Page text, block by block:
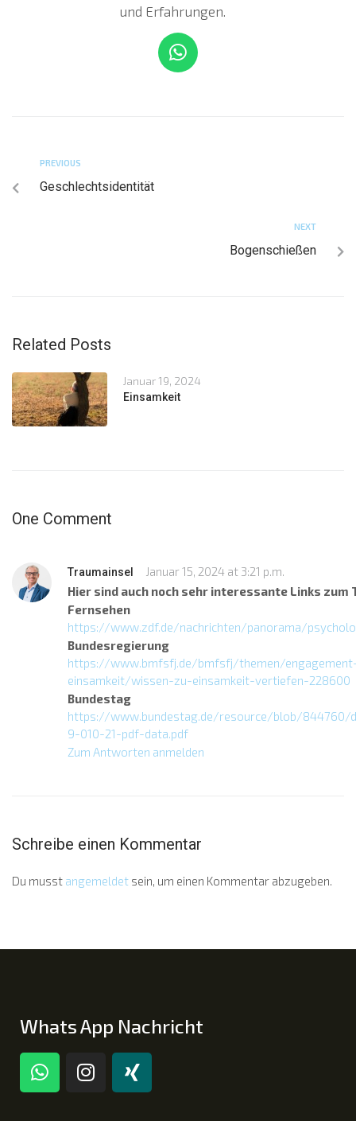
und Erfahrungen.
PREVIOUS
Geschlechtsidentität
NEXT
Bogenschießen
Related Posts
Januar 19, 2024
Einsamkeit
One Comment
Traumainsel
Januar 15, 2024 at 3:21 p.m.
Hier sind auch noch sehr interessante Links zum
Fernsehen
https://www.zdf.de/nachrichten/panorama/
Bundesregierung
https://www.bmfsfj.de/bmfsfj/themen/
einsamkeit/wissen-zu-einsamkeit-vertiefen-228600
Bundestag
https://www.bundestag.de/resource/blob/844760/
9-010-21-pdf-data.pdf
Zum Antworten anmelden
Schreibe einen Kommentar
Du musst angemeldet sein, um einen Kommentar abzugeben.
Whats App Nachricht